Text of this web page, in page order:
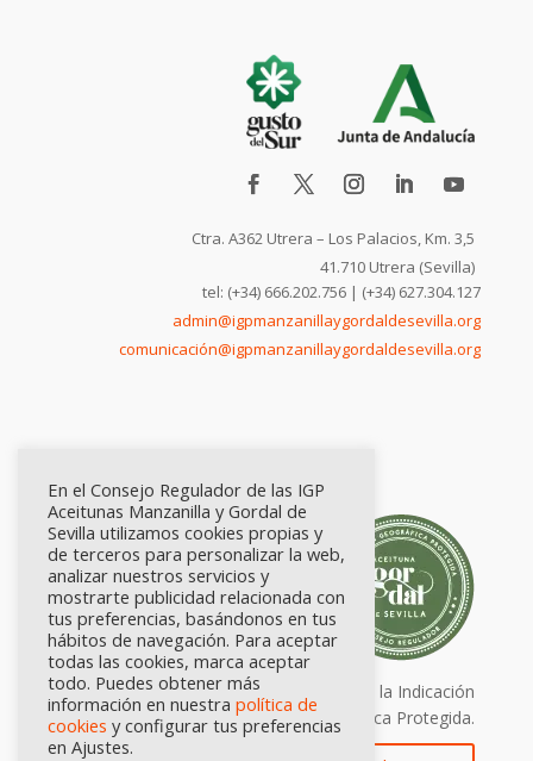
Ctra. A362 Utrera – Los Palacios, Km. 3,5
41.710 Utrera (Sevilla)
tel: (+34) 666.202.756 | (+34) 627.304.127
admin@igpmanzanillaygordaldesevilla.org
comunicación@igpmanzanillaygordaldesevilla.org
Calidad certificada por Origen. Sellos de la Indicación
Geográfica Protegida.
En el Consejo Regulador de las IGP
Aceitunas Manzanilla y Gordal de
Sevilla utilizamos cookies propias y
de terceros para personalizar la web,
analizar nuestros servicios y
mostrarte publicidad relacionada con
tus preferencias, basándonos en tus
hábitos de navegación. Para aceptar
todas las cookies, marca aceptar
todo. Puedes obtener más
información en nuestra política de
cookies y configurar tus preferencias
en Ajustes.